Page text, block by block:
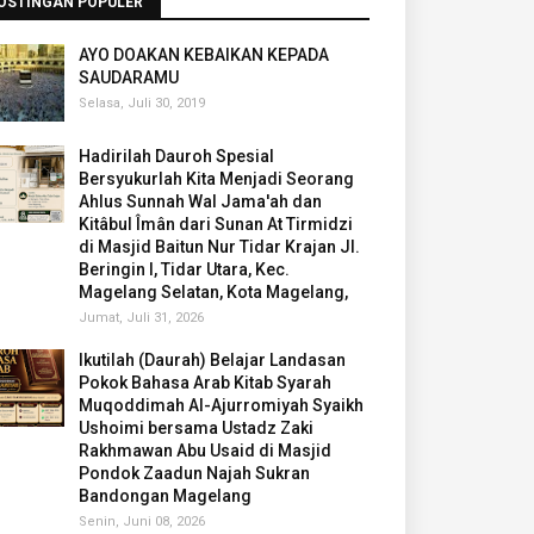
AYO DOAKAN KEBAIKAN KEPADA
SAUDARAMU
Selasa, Juli 30, 2019
Hadirilah Dauroh Spesial
Bersyukurlah Kita Menjadi Seorang
Ahlus Sunnah Wal Jama'ah dan
Kitâbul Îmân dari Sunan At Tirmidzi
di Masjid Baitun Nur Tidar Krajan Jl.
Beringin I, Tidar Utara, Kec.
Magelang Selatan, Kota Magelang,
Jumat, Juli 31, 2026
Ikutilah (Daurah) Belajar Landasan
Pokok Bahasa Arab Kitab Syarah
Muqoddimah Al-Ajurromiyah Syaikh
Ushoimi bersama Ustadz Zaki
Rakhmawan Abu Usaid di Masjid
Pondok Zaadun Najah Sukran
Bandongan Magelang
Senin, Juni 08, 2026